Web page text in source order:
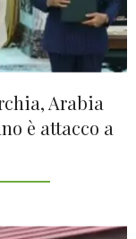
Arabia
è attacco a